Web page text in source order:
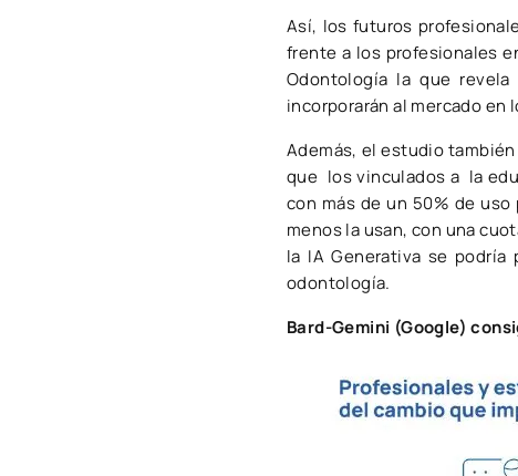
Así, los futuros
frente a los profesionales
Odontología la que
incorporarán al mercado en
Además, el estudio
que los vinculados a la
con más de un 50% de
menos la usan, con una
la IA Generativa se
odontología.
Bard-Gemini (Google)